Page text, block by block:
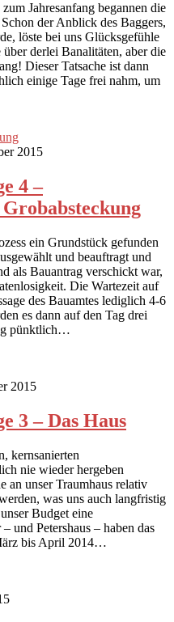
Jahresanfang begannen die
der Anblick des Baggers,
löste bei uns Glücksgefühle
derlei Banalitäten, aber die
Dieser Tatsache ist dann
einige Tage frei nahm, um
2015
4 –
ein Grundstück gefunden
und beauftragt und
als Bauantrag verschickt war,
Die Wartezeit auf
des Bauamtes lediglich 4-6
es dann auf den Tag drei
pünktlich…
2015
3 – Das Haus
kernsanierten
nie wieder hergeben
an unser Traumhaus relativ
was uns auch langfristig
Budget eine
und Petershaus – haben das
bis April 2014…